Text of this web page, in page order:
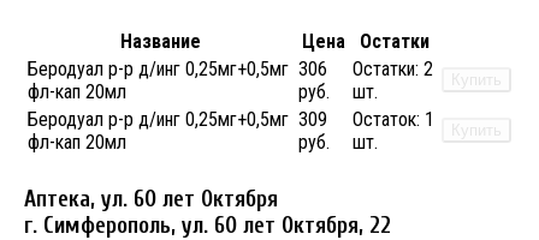
Название Цена
Остатки
Беродуал р-р д/инг 0,25мг+0,5мг
фл-кап 20мл
306
руб.
Остатки: 2
шт.
Купить
Беродуал р-р д/инг 0,25мг+0,5мг
фл-кап 20мл
309
руб.
Остаток: 1
шт.
Купить
Аптека, ул. 60 лет Октября
г. Симферополь, ул. 60 лет Октября, 22